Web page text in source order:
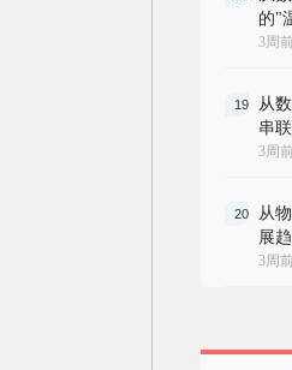
的"
3周
19
从
串
3周
20
从
展
3周